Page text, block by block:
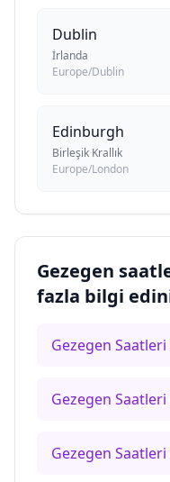
Dublin
İrlanda
Europe/Dublin
Edinburgh
Birleşik Krallık
Europe/London
Gezegen
fazla bilgi
Gezegen
Gezegen Saatleri
Gezegen Saatleri